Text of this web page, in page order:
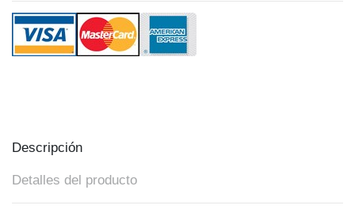
Descripción
Detalles del producto